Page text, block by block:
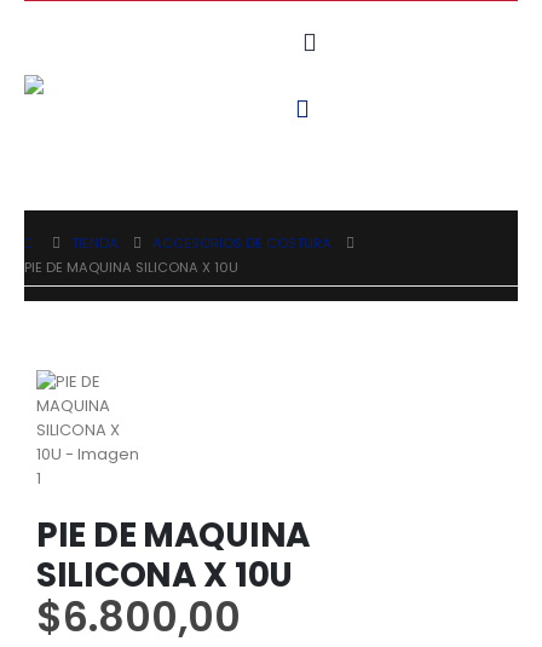
TIENDA
ACCESORIOS DE COSTURA
PIE DE MAQUINA SILICONA X 10U
PIE DE MAQUINA
SILICONA X 10U
$6.800,00